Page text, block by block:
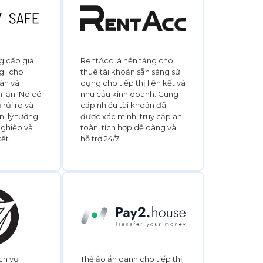
cấp giải
cho
và
lận. Nó có
rủi ro và
lý tưởng
và
RentAcc là nền tảng cho
thuê tài khoản sẵn sàng sử
dụng cho tiếp thị liên kết và
nhu cầu kinh doanh. Cung
cấp nhiều tài khoản đã
được xác minh, truy cập an
toàn, tích hợp dễ dàng và
hỗ trợ 24/7.
vụ Thẻ ảo ẩn danh cho tiếp thị